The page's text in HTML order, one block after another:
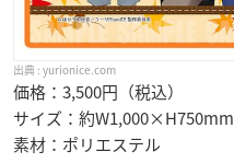
yurionice.com
価格：3,500円（税込）
サイズ：約W1,000×H750mm
素材：ポリエステル